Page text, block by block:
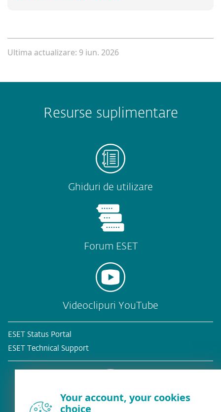
Ultima actualizare: 9 iun. 2026
Resurse suplimentare
Ghiduri de utilizare
Forum ESET
Videoclipuri YouTube
ESET Status Portal
ESET Technical Support
Your account, your cookies
choice